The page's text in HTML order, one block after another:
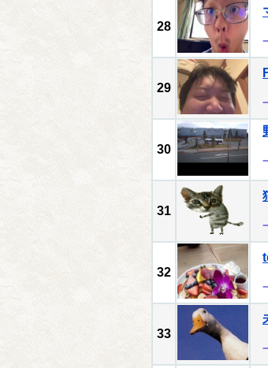
28
29
30
31
32
33